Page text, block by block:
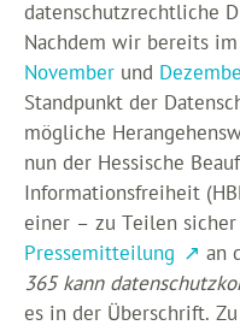
datenschutzrechtliche
Nachdem wir bereits im
November und
Standpunkt der
mögliche
nun der Hessische
Informationsfreiheit
einer – zu Teilen
Pressemitteilung
an
365 kann
es in der Überschrift.